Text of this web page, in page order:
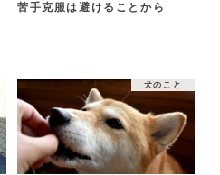
苦手克服は避けることから
犬のこと